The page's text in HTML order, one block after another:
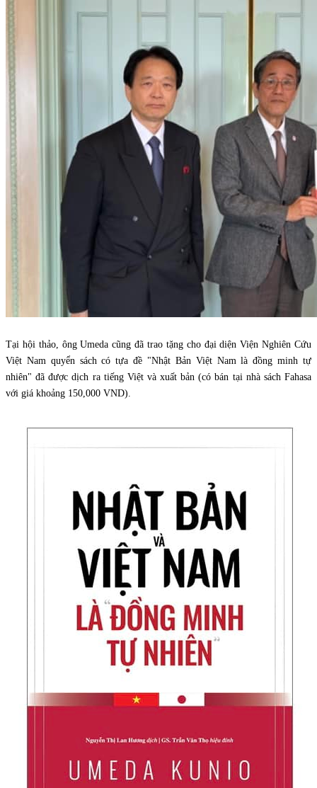
Tại hội thảo, ông Umeda cũng đã trao tặng cho đại diện Viện Nghiên Cứu
Việt Nam quyển sách có tựa đề "Nhật Bản Việt Nam là đồng minh tự
nhiên" đã được dịch ra tiếng Việt và xuất bản (có bán tại nhà sách Fahasa
với giá khoảng 150,000 VND).